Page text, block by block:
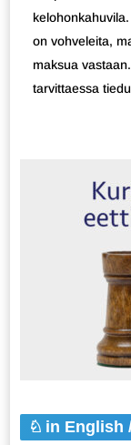
on vohveleita,
maksua
tarvittaessa
in English